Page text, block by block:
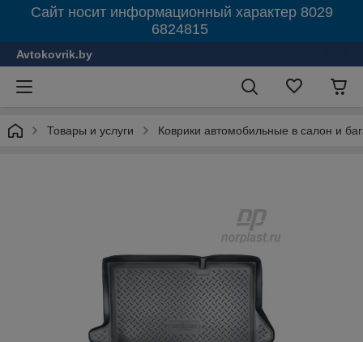
Сайт носит информационный характер 8029
6824815
Avtokovrik.by
Товары и услуги Коврики автомобильные в салон и